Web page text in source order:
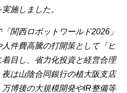
施しました。
関西ロボットワールド2026」
件費高騰の打開策として「ヒ
着目し、省力化投資と経営合理
は山陰合同銀行の植大阪支店
博後の大規模開発やIR整備等